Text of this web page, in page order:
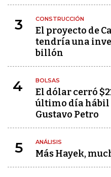
3 CONSTRUCCIÓN
El proyecto de
tendría una
billón
4 BOLSAS
El dólar cerró
último día hábil
Gustavo Petro
5 ANÁLISIS
Más Hayek,